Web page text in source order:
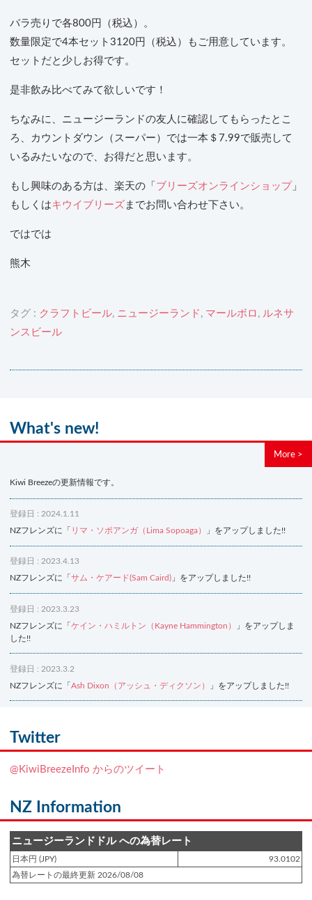
バラ売りで各800円（税込）。
数量限定で4本セット3120円（税込）もご用意しています。
セットだと少しお得です。
是非飲み比べてみて欲しいです！
ちなみに、ニュージーランドの友人に確認してもらったとこ
ろ、カウントダウン（スーパー）では一本＄7.99で販売して
いるみたいなので、お得だと思います。
もし興味のある方は、楽天の「 ブリーズオンラインショップ 」
もしくはキウイブリーズ までお問い合わせ下さい。
ではでは
熊木
タグ : クラフトビール, ニュージーランド , マールボロ , ルネサ
ンスビール
What's new!
More >
Kiwi Breezeの更新情報です。
登録日 : 2024.1.11
NZフレンズに「 リマ・ソポアンガ（Lima Sopoaga） 」をアップしました!!
登録日 : 2023.4.13
NZフレンズに「 サム・ケアード(Sam Caird) 」をアップしました!!
登録日 : 2023.3.23
NZフレンズに「 ケイン・ハミルトン（Kayne Hammington）
」をアップしま
した!!
登録日 : 2023.3.2
NZフレンズに「 Ash Dixon（アッシュ・ディクソン） 」をアップしました!!
NZフレンズに「
登録日 : 2019.4.10
登録日 : 2019.2.28
NZクッキングに「ニュージーランド産キウイの酢の物
登録日 : 2019.2.4
Twitter
@KiwiBreezeInfo からのツイート
NZ Information
ニュージーランドドル への為替レート
日本円 (JPY)
93.0102
為替レートの最終更新 2026/08/08